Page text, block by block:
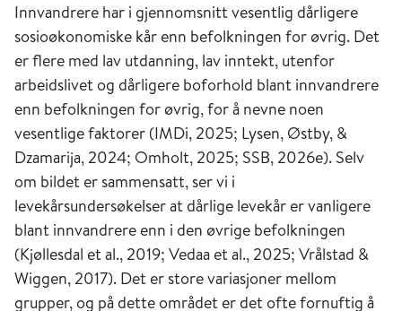
Innvandrere har i gjennomsnitt vesentlig dårligere
sosioøkonomiske kår enn befolkningen for øvrig. Det
er flere med lav utdanning, lav inntekt, utenfor
arbeidslivet og dårligere boforhold blant innvandrere
enn befolkningen for øvrig, for å nevne noen
vesentlige faktorer (IMDi, 2025; Lysen, Østby, &
Dzamarija, 2024; Omholt, 2025; SSB, 2026e). Selv
om bildet er sammensatt, ser vi i
levekårsundersøkelser at dårlige levekår er vanligere
blant innvandrere enn i den øvrige befolkningen
(Kjøllesdal et al., 2019; Vedaa et al., 2025; Vrålstad &
Wiggen, 2017). Det er store variasjoner mellom
grupper, og på dette området er det ofte fornuftig å